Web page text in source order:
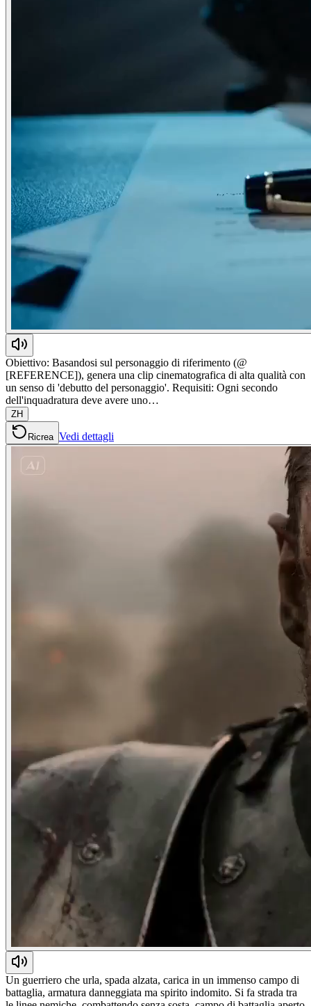
Obiettivo: Basandosi sul personaggio di riferimento (@
[REFERENCE]), genera una clip cinematografica di alta qualità con
un senso di 'debutto del personaggio'. Requisiti: Ogni secondo
dell'inquadratura deve avere uno…
ZH
Ricrea Vedi dettagli
Un guerriero che urla, spada alzata, carica in un immenso campo di
battaglia, armatura danneggiata ma spirito indomito. Si fa strada tra